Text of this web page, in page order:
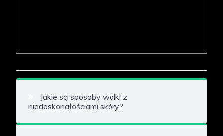
Jakie są sposoby walki z
niedoskonałościami skóry?